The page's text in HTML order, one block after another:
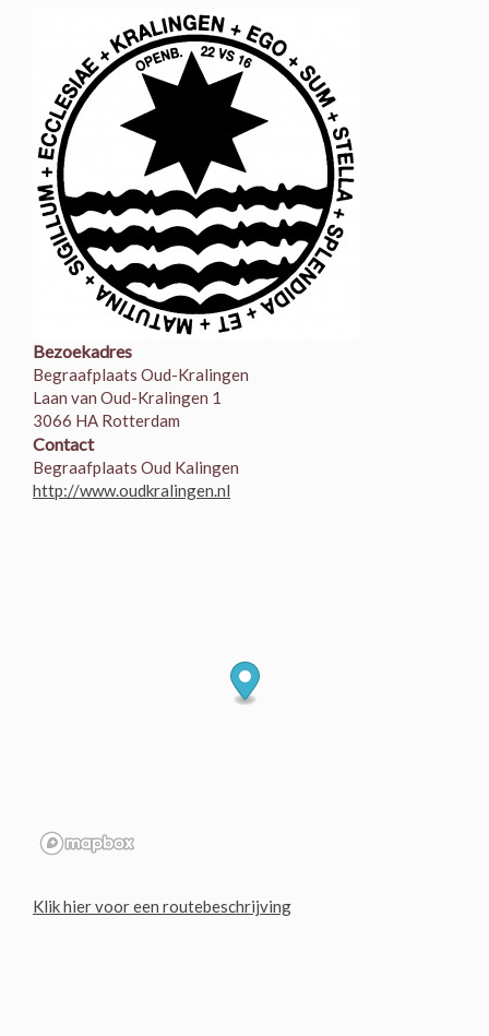
Bezoekadres
Begraafplaats Oud-Kralingen
Laan van Oud-Kralingen 1
3066 HA Rotterdam
Contact
Begraafplaats Oud Kalingen
http://www.oudkralingen.nl
Klik hier voor een routebeschrijving